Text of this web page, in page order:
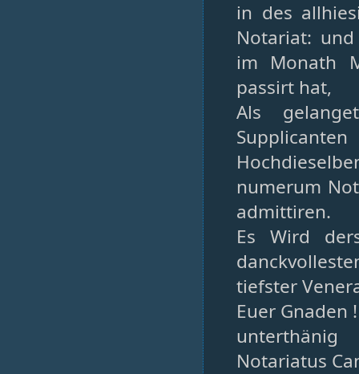
in des
Notariat:
im Monath
passirt hat,
Als
numerum
admittiren.
Es Wird
tiefster
Euer Gnaden !
Notariatus